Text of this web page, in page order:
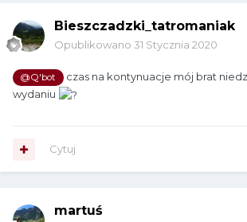
Bieszczadzki_tatromaniak
Opublikowano 31 Stycznia 2020
@Q'bot
czas na kontynuacje mój brat
wydaniu
Cytuj
martuś